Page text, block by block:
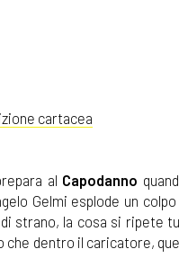
cartacea
al Capodanno
Gelmi esplode un
strano, la cosa si ripete
che dentro il caricatore,